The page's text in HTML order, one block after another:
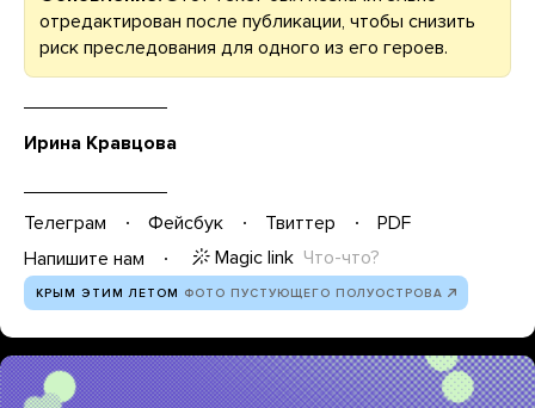
отредактирован после публикации, чтобы снизить
риск преследования для одного из его героев.
Ирина Кравцова
Телеграм Фейсбук Твиттер
PDF
Напишите нам
Magic link Что-что?
КРЫМ ЭТИМ ЛЕТОМ ФОТО ПУСТУЮЩЕГО ПОЛУОСТРОВА